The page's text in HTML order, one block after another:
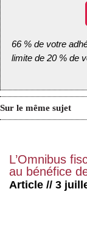
66 % de votre
limite de 20 % de
Sur le même sujet
L’Omnibus
au bénéfice
Article // 3